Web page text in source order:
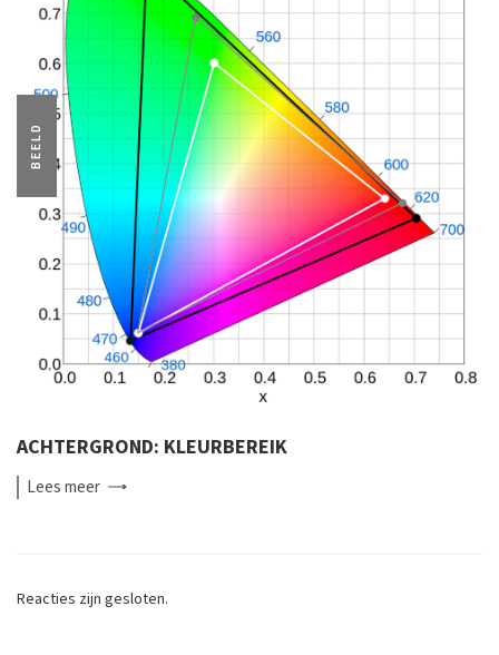
BEELD
ACHTERGROND: KLEURBEREIK
Leesmeer
Reacties zijn gesloten.